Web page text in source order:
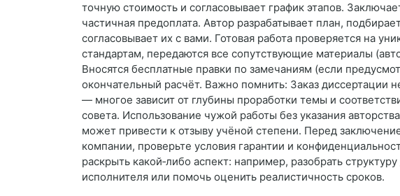
точную стоимость и согласовывает график этапов.
частичная предоплата. Автор разрабатывает план,
согласовывает их с вами. Готовая работа проверяется на
стандартам, передаются все сопутствующие материалы
Вносятся бесплатные правки по замечаниям (если
окончательный расчёт. Важно помнить: Заказ диссертации
— многое зависит от глубины проработки темы и
совета. Использование чужой работы без указания
может привести к отзыву учёной степени. Перед
компании, проверьте условия гарантии и
раскрыть какой‑либо аспект: например, разобрать
исполнителя или помочь оценить реалистичность сроков.